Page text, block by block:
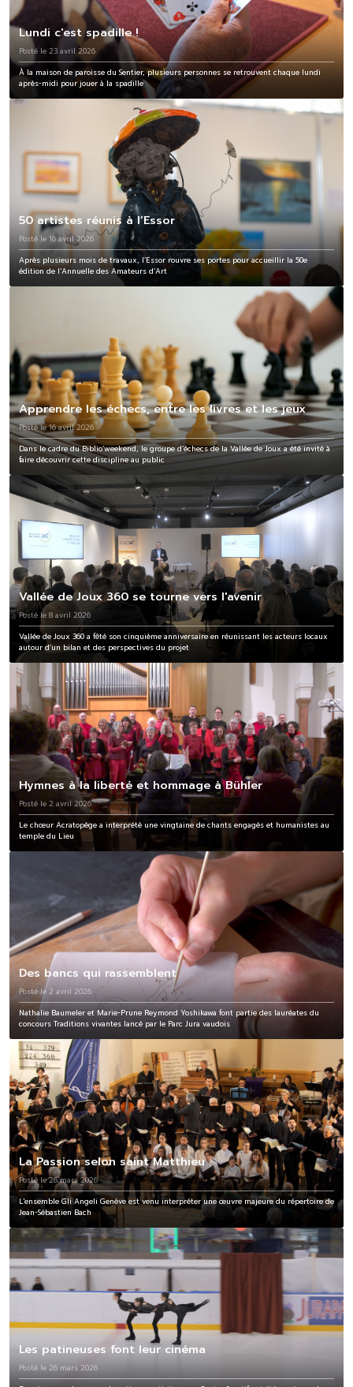
Lundi c'est spadille !
Posté le 23 avril 2026
À la maison de paroisse du Sentier, plusieurs personnes se retrouvent chaque lundi
après-midi pour jouer à la spadille
50 artistes réunis à l’Essor
Posté le 16 avril 2026
Après plusieurs mois de travaux, l’Essor rouvre ses portes pour accueillir la 50e
édition de l’Annuelle des Amateurs d’Art
Apprendre les échecs, entre les livres et les jeux
Posté le 16 avril 2026
Dans le cadre du Biblio’weekend, le groupe d’échecs de la Vallée de Joux a été invité à
faire découvrir cette discipline au public
Vallée de Joux 360 se tourne vers l'avenir
Posté le 8 avril 2026
Vallée de Joux 360 a fêté son cinquième anniversaire en réunissant les acteurs locaux
autour d’un bilan et des perspectives du projet
Hymnes à la liberté et hommage à Bühler
Posté le 2 avril 2026
Le chœur Acratopège a interprété une vingtaine de chants engagés et humanistes au
temple du Lieu
Des bancs qui rassemblent
Posté le 2 avril 2026
Nathalie Baumeler et Marie-Prune Reymond Yoshikawa font partie des lauréates du
concours Traditions vivantes lancé par le Parc Jura vaudois
La Passion selon saint Matthieu
Posté le 26 mars 2026
L'ensemble Gli Angeli Genève est venu interpréter une œuvre majeure du répertoire de
Jean-Sébastien Bach
Les patineuses font leur cinéma
Posté le 26 mars 2026